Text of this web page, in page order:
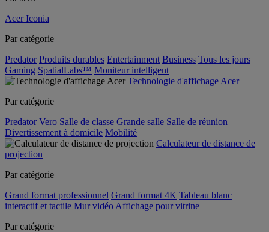
Acer Iconia
Par catégorie
Predator Produits durables Entertainment Business Tous les jours
Gaming SpatialLabs™ Moniteur intelligent
Technologie d'affichage Acer
Par catégorie
Predator Vero Salle de classe Grande salle Salle de réunion
Divertissement à domicile Mobilité
Calculateur de distance de
projection
Par catégorie
Grand format professionnel Grand format 4K Tableau blanc
interactif et tactile Mur vidéo Affichage pour vitrine
Par catégorie